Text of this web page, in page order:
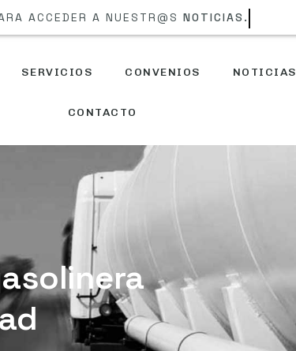
ACCEDER A NUESTR@S NOTICIAS.
SERVICIOS CONVENIOS NOTICIAS
CONTACTO